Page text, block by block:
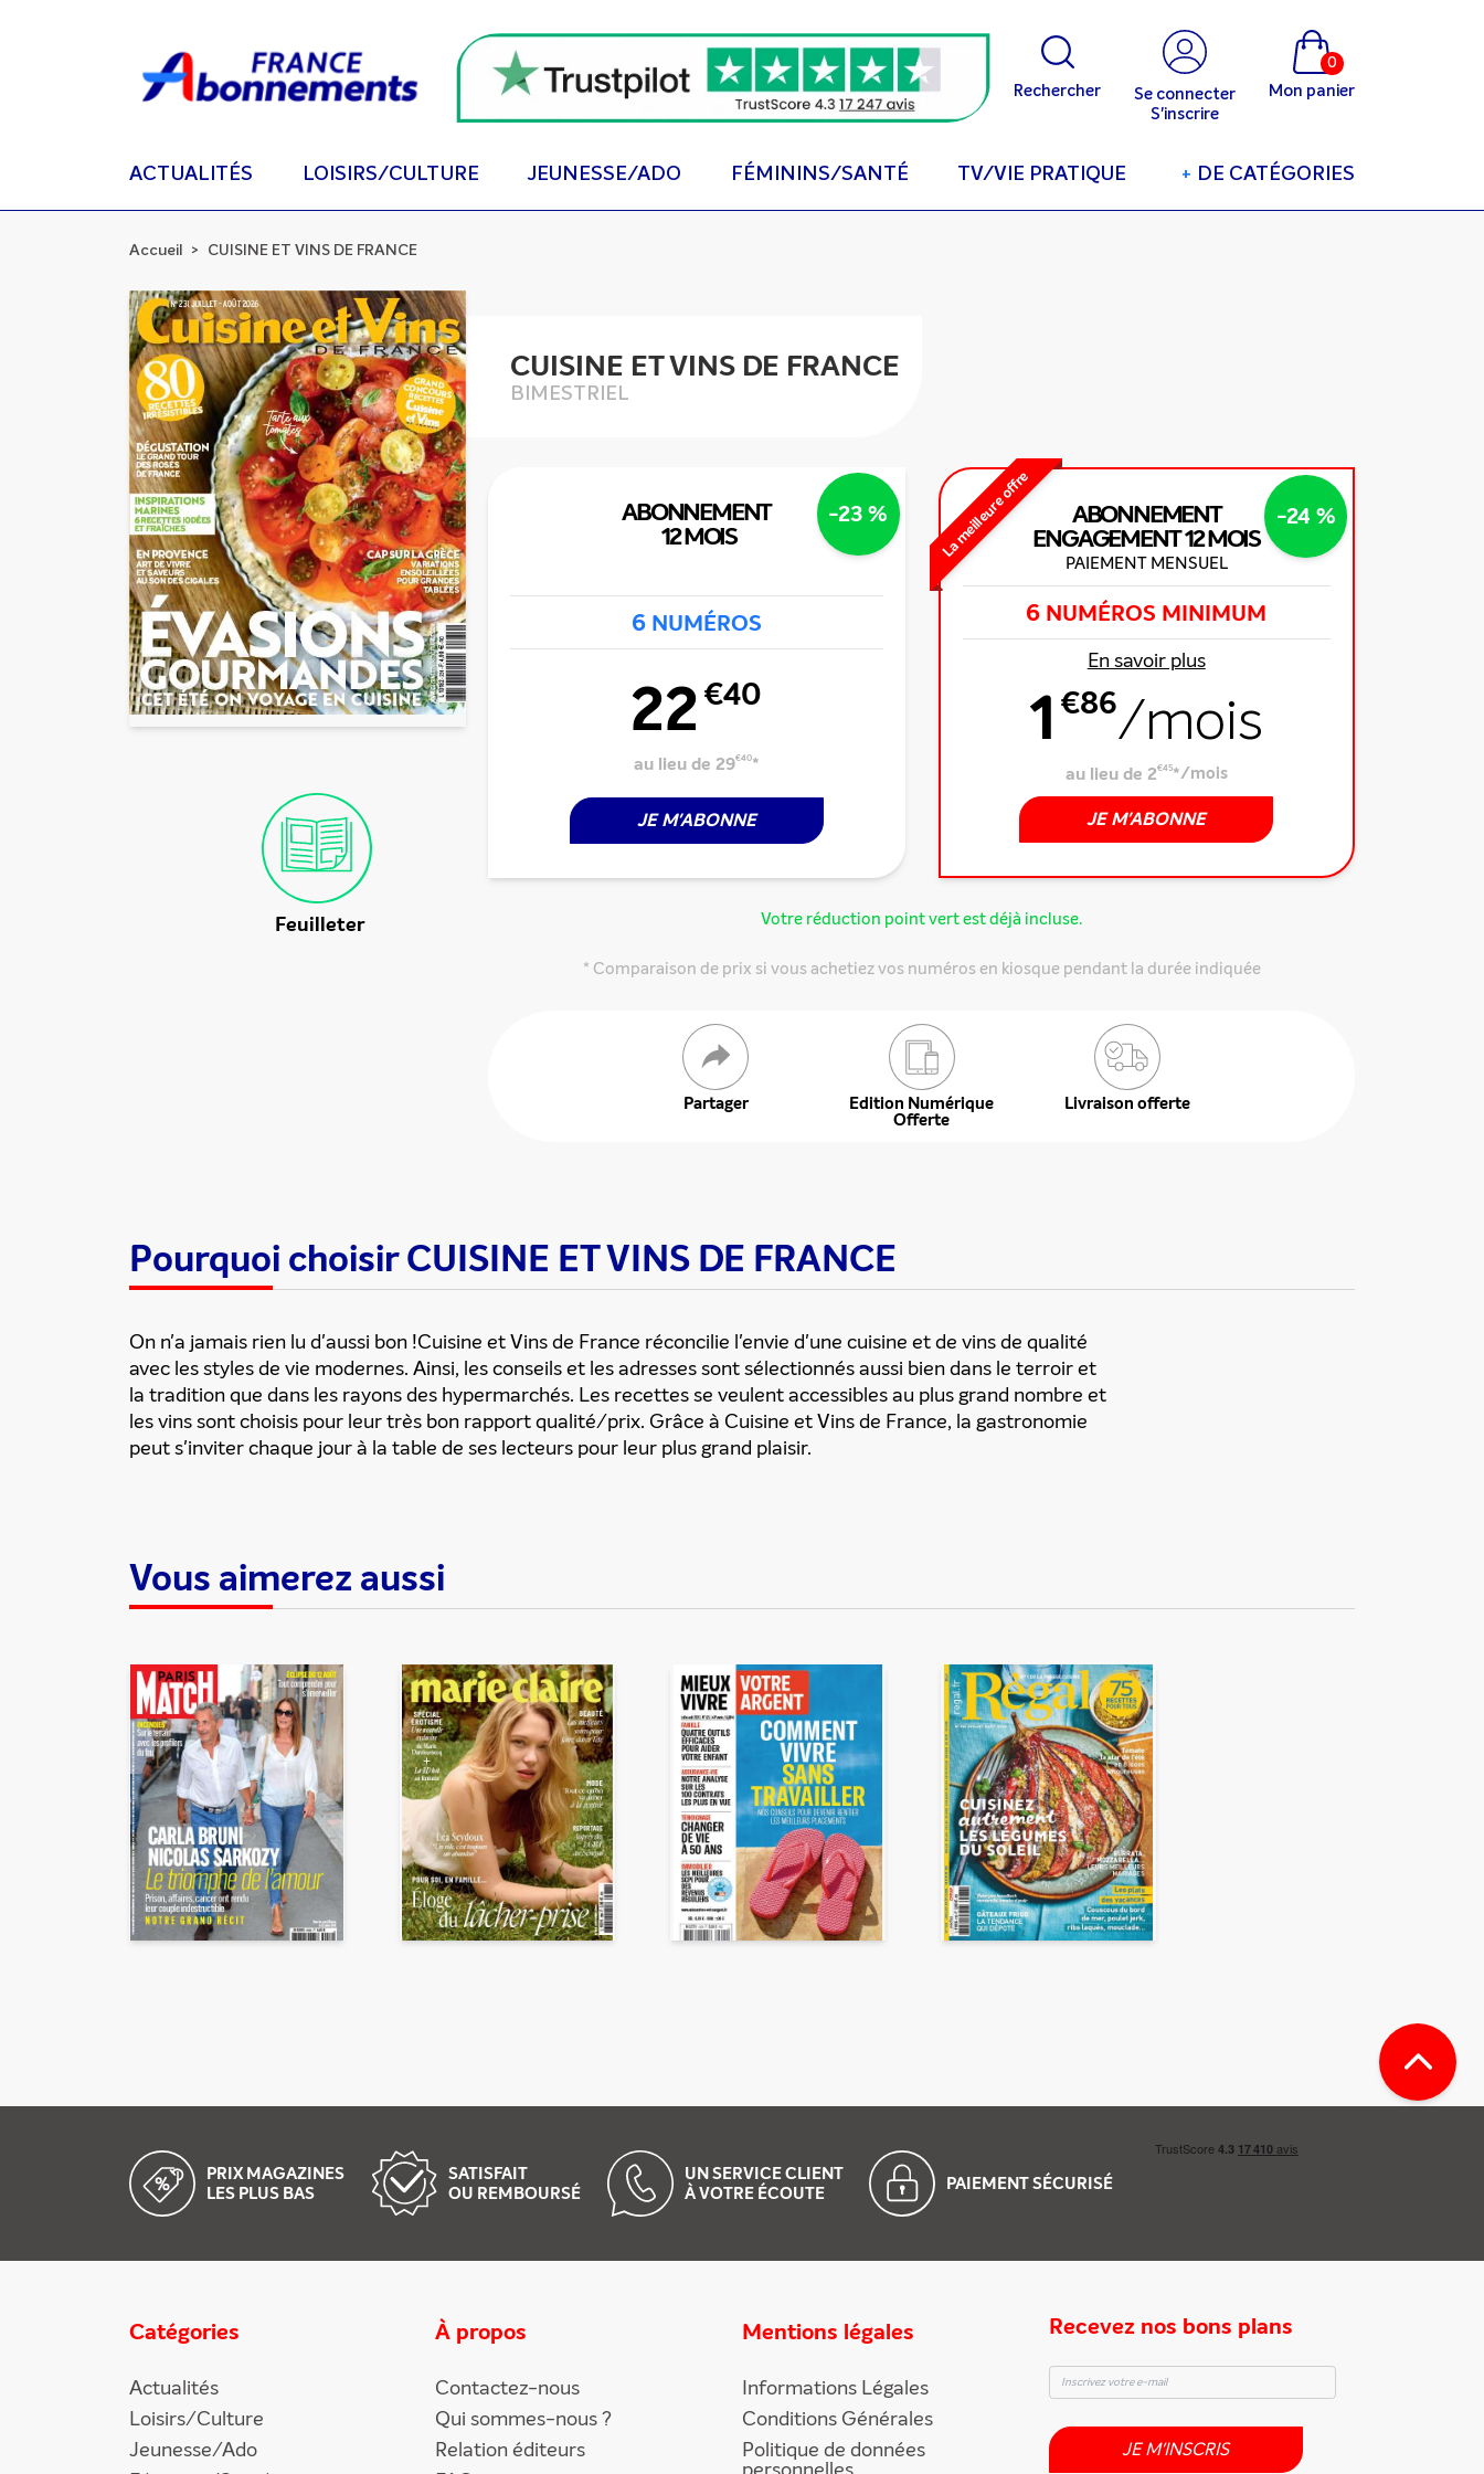
Rechercher
Se connecter
S'inscrire
Mon panier
0
ACTUALITÉS LOISIRS/CULTURE JEUNESSE/ADO FÉMININS/SANTÉ TV/VIE PRATIQUE + DE CATÉGORIES
Accueil CUISINE ET VINS DE FRANCE
CUISINE ET VINS DE FRANCE
BIMESTRIEL
Feuilleter
-23 %
ABONNEMENT
12 MOIS
6 NUMÉROS
22€40
au lieu de 29€40*
JE M'ABONNE
La meilleure offre -24 %
ABONNEMENT
ENGAGEMENT12 MOIS
PAIEMENT MENSUEL
6 NUMÉROS MINIMUM
En savoir plus
1 €86/mois
au lieu de 2€45*/mois
JE M'ABONNE
Votre réduction point vert est déjà incluse.
* Comparaison de prix si vous achetiez vos numéros en kiosque pendant la durée indiquée
Partager Edition Numérique
Offerte
Livraison offerte
traitement, pour donner suite à votre demande de recommandation auprès de votre ami. Vous certifiez également ne pas envoyer
d’email indésirable. Votre adresse email et celle de votre ami ne sont utilisées que pour cet envoi à la suite duquel elles seront
automatiquement supprimées. Pour en savoir plus, consultez notre rubrique "
Données personnelles".
Pourquoi choisir CUISINE ET VINS DE FRANCE
On n'a jamais rien lu d'aussi bon !Cuisine et Vins de France réconcilie l'envie d'une cuisine et de vins de qualité
avec les styles de vie modernes. Ainsi, les conseils et les adresses sont sélectionnés aussi bien dans le terroir et
la tradition que dans les rayons des hypermarchés. Les recettes se veulent accessibles au plus grand nombre et
les vins sont choisis pour leur très bon rapport qualité/prix. Grâce à Cuisine et Vins de France, la gastronomie
peut s'inviter chaque jour à la table de ses lecteurs pour leur plus grand plaisir.
Vous aimerez aussi
PRIX MAGAZINES
LES PLUS BAS
SATISFAIT
OU REMBOURSÉ
UN SERVICE CLIENT
À VOTRE ÉCOUTE
PAIEMENTSÉCURISÉ
Catégories
Actualités
Loisirs/Culture
Jeunesse/Ado
À propos
Contactez-nous
Qui sommes-nous ?
Relation éditeurs
Mentions légales
Informations Légales
Conditions Générales
Politique de données
Recevez nos bons plans
JE M'INSCRIS